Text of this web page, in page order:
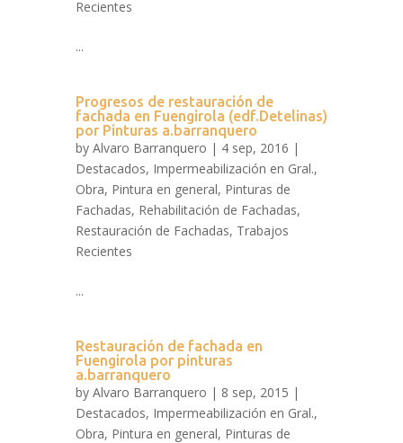
Recientes
...
Progresos de restauración de
fachada en Fuengirola (edf.Detelinas)
por Pinturas a.barranquero
by Alvaro Barranquero | 4 sep, 2016 |
Destacados, Impermeabilización en Gral.,
Obra, Pintura en general, Pinturas de
Fachadas, Rehabilitación de Fachadas,
Restauración de Fachadas, Trabajos
Recientes
...
Restauración de fachada en
Fuengirola por pinturas
a.barranquero
by Alvaro Barranquero | 8 sep, 2015 |
Destacados, Impermeabilización en Gral.,
Obra, Pintura en general, Pinturas de